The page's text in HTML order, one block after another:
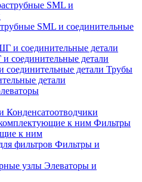
SML и соединительные
соединительные детали
Трубы
детали
Конденсатоотводчики
Фильтры
к ним
Фильтры и
Элеваторы и